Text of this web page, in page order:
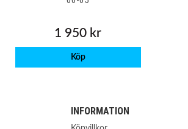
1 950 kr
Köp
INFORMATION